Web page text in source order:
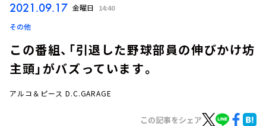
2021.09.17 金曜日 14:40
その他
この番組、「引退した野球部員の伸びかけ坊
主頭」がバズっています。
アルコ＆ピース D.C.GARAGE
この記事をシェア